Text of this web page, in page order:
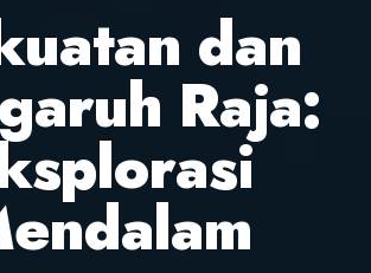
dan
Raja: